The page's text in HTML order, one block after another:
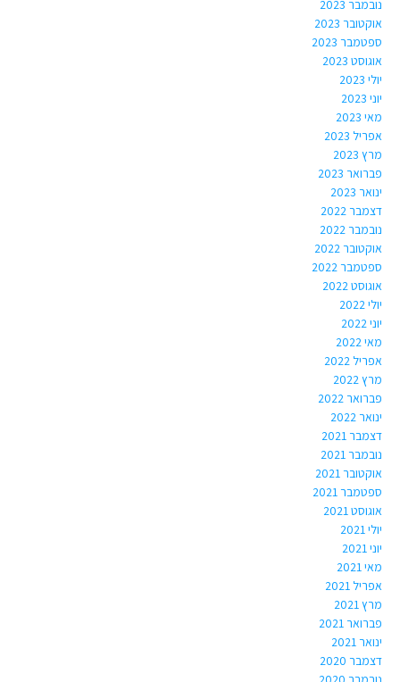
נובמבר 2023
אוקטובר 2023
ספטמבר 2023
אוגוסט 2023
יולי 2023
יוני 2023
מאי 2023
אפריל 2023
מרץ 2023
פברואר 2023
ינואר 2023
דצמבר 2022
נובמבר 2022
אוקטובר 2022
ספטמבר 2022
אוגוסט 2022
יולי 2022
יוני 2022
מאי 2022
אפריל 2022
מרץ 2022
פברואר 2022
ינואר 2022
דצמבר 2021
נובמבר 2021
אוקטובר 2021
ספטמבר 2021
אוגוסט 2021
יולי 2021
יוני 2021
מאי 2021
אפריל 2021
מרץ 2021
פברואר 2021
ינואר 2021
דצמבר 2020